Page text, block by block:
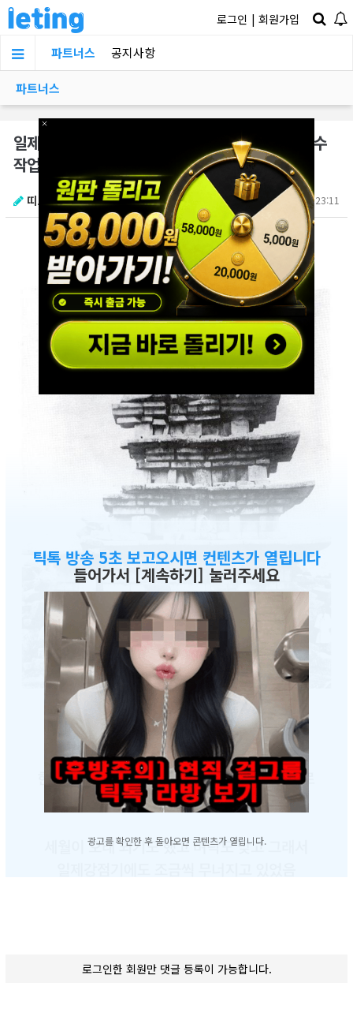
로그인 | 회원가입
파트너스 공지사항
파트너스
일제의 만행으로 무려 20년 걸린 미륵사지 석탑 보수
작업
띠로리리 2025.11.12 23:11
틱톡 방송 5초 보고오시면 컨텐츠가 열립니다
들어가서 [계속하기] 눌러주세요
광고를 확인한 후 돌아오면 콘텐츠가 열립니다.
로그인한 회원만 댓글 등록이 가능합니다.
×